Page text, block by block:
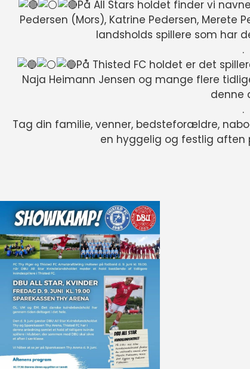
På All Stars holdet finder vi
Pedersen (Mors), Katrine Pedersen, Merete
landsholds spillere som har
.
På Thisted FC holdet er det
Naja Heimann Jensen og mange flere
denne
.
Tag din familie, venner, bedsteforældre,
en hyggelig og festlig aften